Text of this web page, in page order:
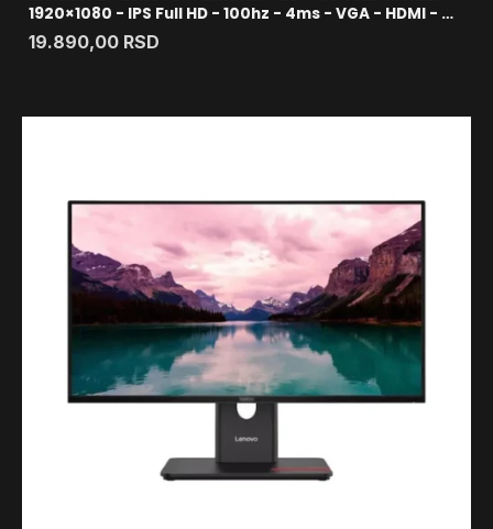
1920×1080 - IPS Full HD - 100hz - 4ms - VGA - HDMI - DP
- Zvučnici
19.890,00 RSD